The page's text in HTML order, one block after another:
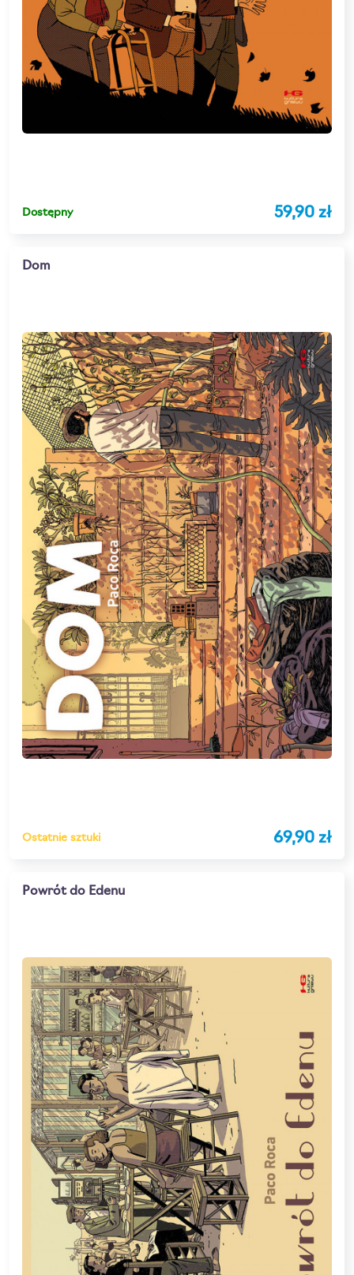
Dostępny 59,90 zł
Dom
Ostatnie sztuki 69,90 zł
Powrót do Edenu